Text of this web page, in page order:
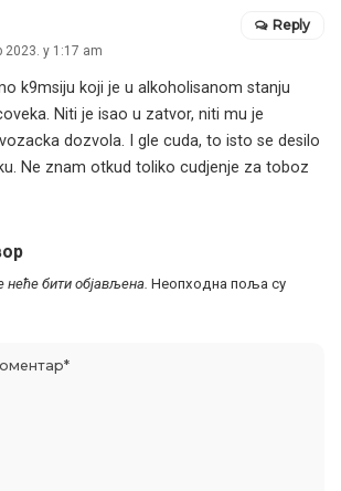
2023. у 1:17 am
k9msiju koji je u alkoholisanom stanju
Niti je isao u zatvor, niti mu je
dozvola. I gle cuda, to isto se desilo
Ne znam otkud toliko cudjenje za toboz
Reply
бити објављена. Неопходна поља су